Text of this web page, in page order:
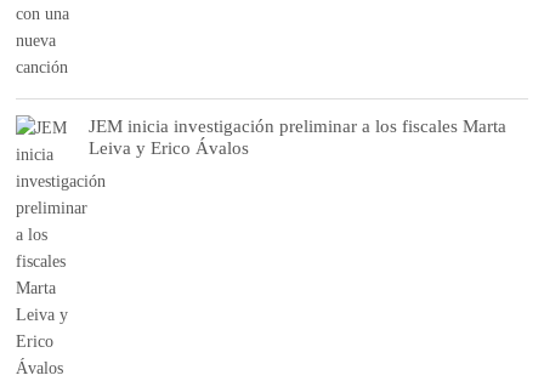
JEM inicia investigación preliminar a los fiscales Marta
Leiva y Erico Ávalos